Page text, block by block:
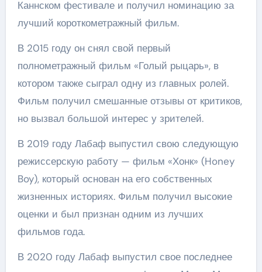
Каннском фестивале и получил номинацию за
лучший короткометражный фильм.
В 2015 году он снял свой первый
полнометражный фильм «Голый рыцарь», в
котором также сыграл одну из главных ролей.
Фильм получил смешанные отзывы от критиков,
но вызвал большой интерес у зрителей.
В 2019 году Лабаф выпустил свою следующую
режиссерскую работу — фильм «Хонк» (Honey
Boy), который основан на его собственных
жизненных историях. Фильм получил высокие
оценки и был признан одним из лучших
фильмов года.
В 2020 году Лабаф выпустил свое последнее